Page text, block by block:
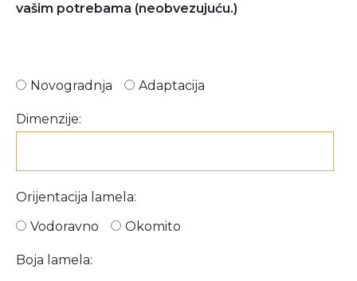
vašim potrebama (neobvezujuću.)
Novogradnja Adaptacija
Dimenzije:
Orijentacija lamela:
Vodoravno
Okomito
Boja lamela: